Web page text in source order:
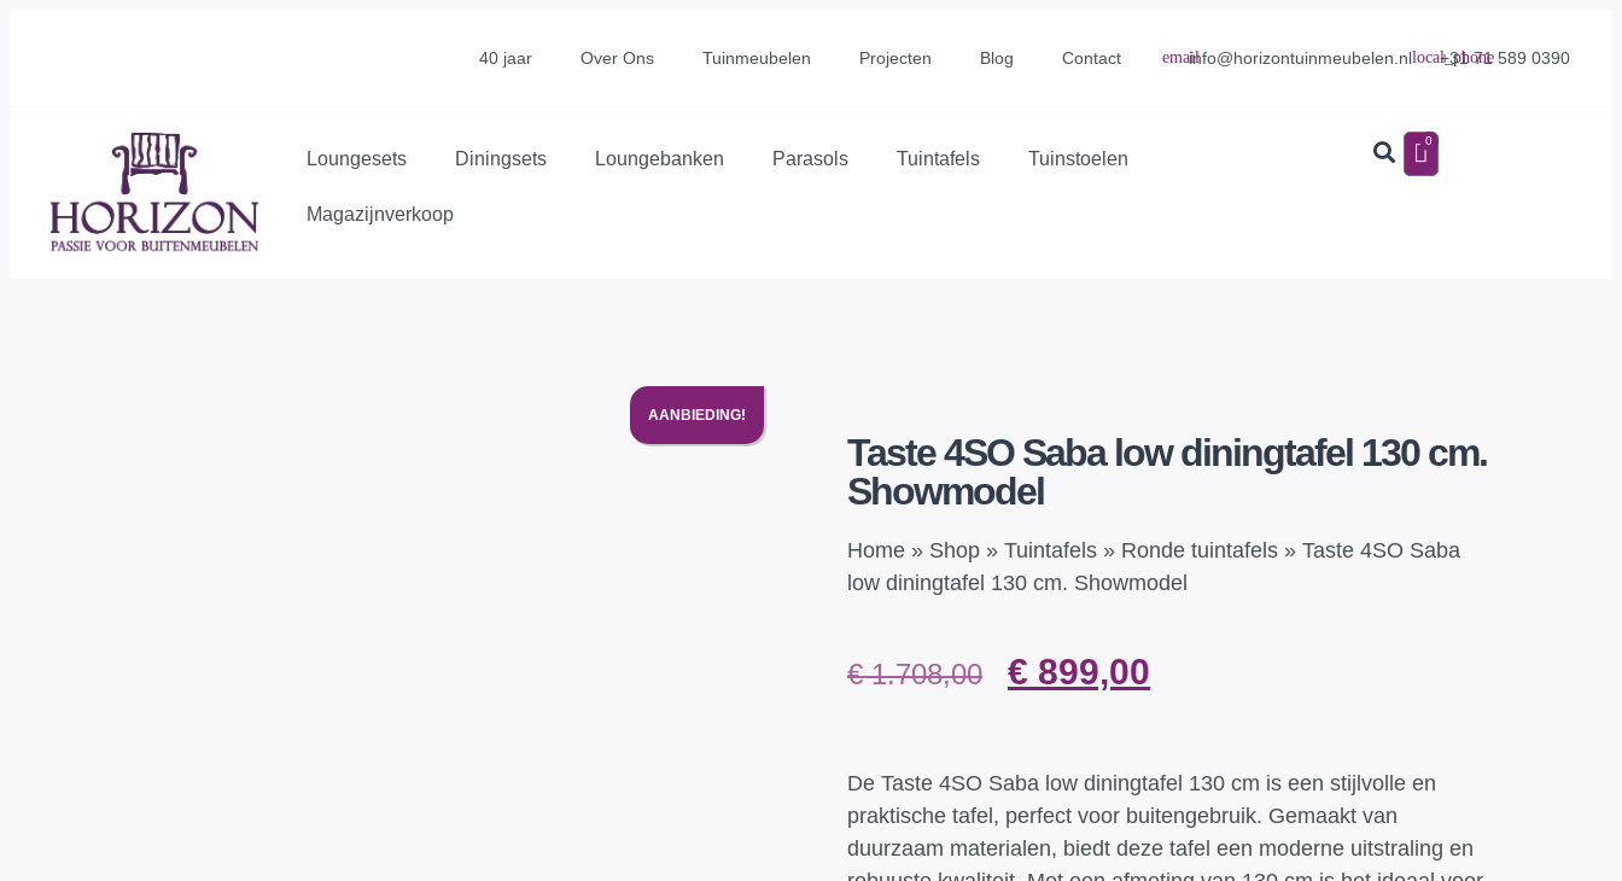
40 jaar Over Ons Tuinmeubelen Projecten Blog Contact info@horizontuinmeubelen.nl +31 71 589 0390
Loungesets Diningsets Loungebanken Parasols Tuintafels Tuinstoelen
Magazijnverkoop
0
AANBIEDING!
Taste 4SO Saba low diningtafel 130 cm.
Showmodel
Home » Shop » Tuintafels » Ronde tuintafels » Taste 4SO Saba
low diningtafel 130 cm. Showmodel
€1.708,00 € 899,00
De Taste 4SO Saba low diningtafel 130 cm is een stijlvolle en
praktische tafel, perfect voor buitengebruik. Gemaakt van
duurzaam materialen, biedt deze tafel een moderne uitstraling en